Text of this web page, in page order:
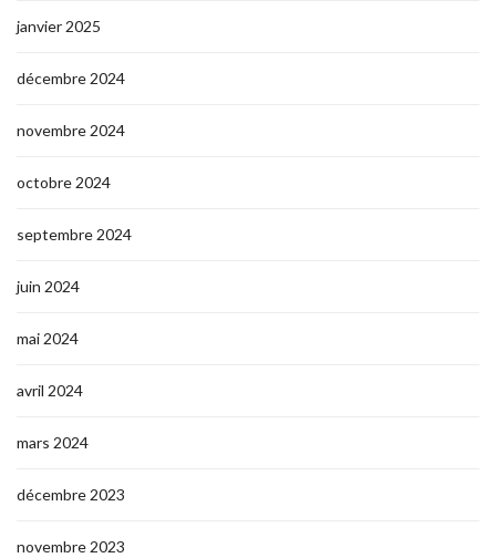
janvier 2025
décembre 2024
novembre 2024
octobre 2024
septembre 2024
juin 2024
mai 2024
avril 2024
mars 2024
décembre 2023
novembre 2023